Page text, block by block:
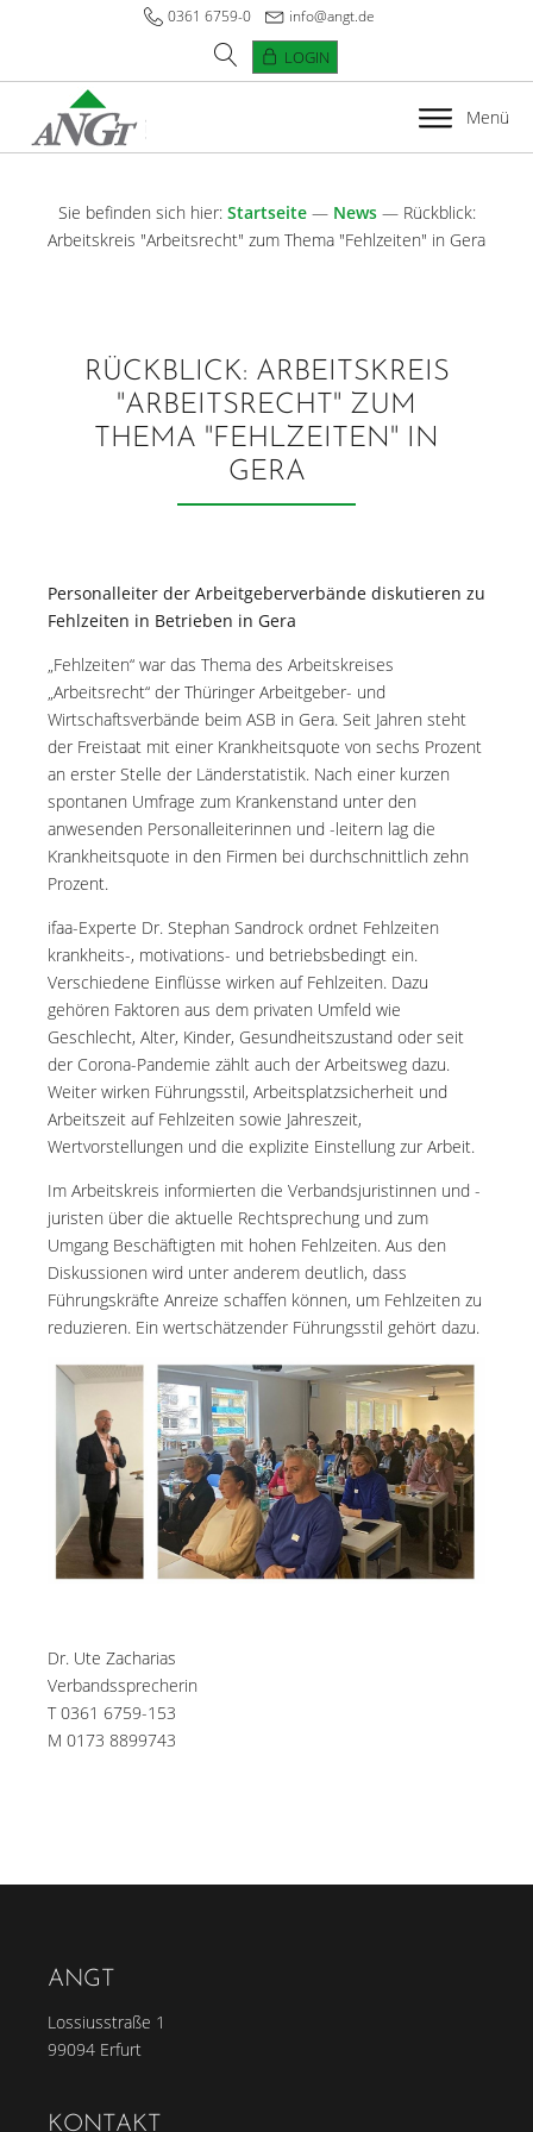
0361 6759-0 info@angt.de
LOGIN
Menü
Sie befinden sich hier: Startseite— News— Rückblick:
Arbeitskreis "Arbeitsrecht" zum Thema "Fehlzeiten" in Gera
RÜCKBLICK: ARBEITSKREIS
"ARBEITSRECHT" ZUM
THEMA "FEHLZEITEN" IN
GERA
Personalleiter der Arbeitgeberverbände diskutieren zu
Fehlzeiten in Betrieben in Gera
„Fehlzeiten“ war das Thema des Arbeitskreises
„Arbeitsrecht“ der Thüringer Arbeitgeber- und
Wirtschaftsverbände beim ASB in Gera. Seit Jahren steht
der Freistaat mit einer Krankheitsquote von sechs Prozent
an erster Stelle der Länderstatistik. Nach einer kurzen
spontanen Umfrage zum Krankenstand unter den
anwesenden Personalleiterinnen und -leitern lag die
Krankheitsquote in den Firmen bei durchschnittlich zehn
Prozent.
ifaa-Experte Dr. Stephan Sandrock ordnet Fehlzeiten
krankheits-, motivations- und betriebsbedingt ein.
Verschiedene Einflüsse wirken auf Fehlzeiten. Dazu
gehören Faktoren aus dem privaten Umfeld wie
Geschlecht, Alter, Kinder, Gesundheitszustand oder seit
der Corona-Pandemie zählt auch der Arbeitsweg dazu.
Weiter wirken Führungsstil, Arbeitsplatzsicherheit und
Arbeitszeit auf Fehlzeiten sowie Jahreszeit,
Wertvorstellungen und die explizite Einstellung zur Arbeit.
Im Arbeitskreis informierten die Verbandsjuristinnen und -
juristen über die aktuelle Rechtsprechung und zum
Umgang Beschäftigten mit hohen Fehlzeiten. Aus den
Diskussionen wird unter anderem deutlich, dass
Führungskräfte Anreize schaffen können, um Fehlzeiten zu
reduzieren. Ein wertschätzender Führungsstil gehört dazu.
Dr. Ute Zacharias
Verbandssprecherin
T 0361 6759-153
M 0173 8899743
ANGT
Lossiusstraße 1
99094 Erfurt
KONTAKT